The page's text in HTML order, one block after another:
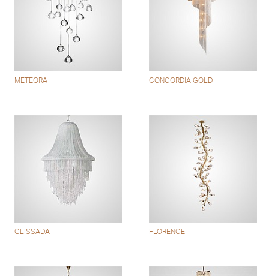
METEORA CONCORDIA GOLD
GLISSADA FLORENCE